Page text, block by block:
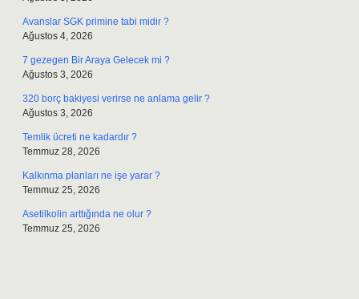
Avanslar SGK primine tabi midir ?
Ağustos 4, 2026
7 gezegen Bir Araya Gelecek mi ?
Ağustos 3, 2026
320 borç bakiyesi verirse ne anlama gelir ?
Ağustos 3, 2026
Temlik ücreti ne kadardır ?
Temmuz 28, 2026
Kalkınma planları ne işe yarar ?
Temmuz 25, 2026
Asetilkolin arttığında ne olur ?
Temmuz 25, 2026